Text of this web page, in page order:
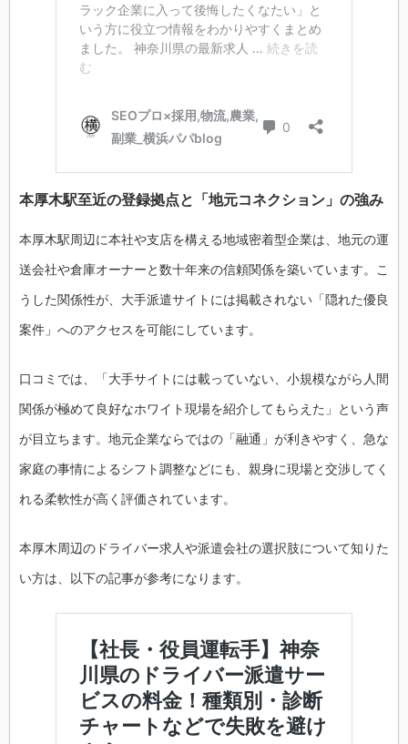
本厚木駅至近の登録拠点と「地元コネクション」の強み
本厚木駅周辺に本社や支店を構える地域密着型企業は、地元の運
送会社や倉庫オーナーと数十年来の信頼関係を築いています。こ
うした関係性が、大手派遣サイトには掲載されない「隠れた優良
案件」へのアクセスを可能にしています。
口コミでは、「大手サイトには載っていない、小規模ながら人間
関係が極めて良好なホワイト現場を紹介してもらえた」という声
が目立ちます。地元企業ならではの「融通」が利きやすく、急な
家庭の事情によるシフト調整などにも、親身に現場と交渉してく
れる柔軟性が高く評価されています。
本厚木周辺のドライバー求人や派遣会社の選択肢について知りた
い方は、以下の記事が参考になります。